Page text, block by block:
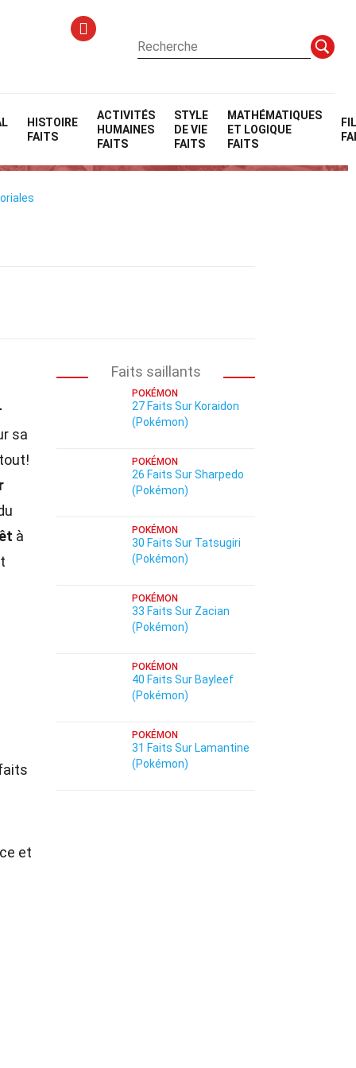
HISTOIRE
FAITS
ACTIVITÉS
HUMAINES
FAITS
STYLE
DE VIE
FAITS
MATHÉMATIQUES
ET LOGIQUE
FAITS
sa
à
et
Faits saillants
POKÉMON
27 Faits Sur Koraidon
(Pokémon)
POKÉMON
26 Faits Sur Sharpedo
(Pokémon)
POKÉMON
30 Faits Sur Tatsugiri
(Pokémon)
POKÉMON
33 Faits Sur Zacian
(Pokémon)
POKÉMON
40 Faits Sur Bayleef
(Pokémon)
POKÉMON
31 Faits Sur Lamantine
(Pokémon)